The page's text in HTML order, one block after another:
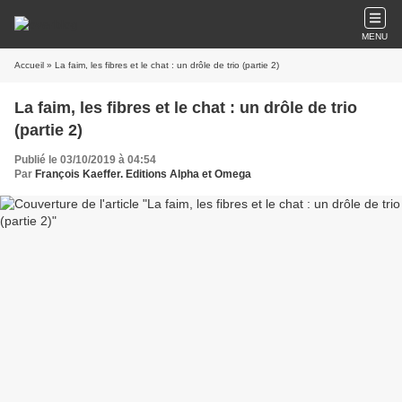
MENU
Accueil » La faim, les fibres et le chat : un drôle de trio (partie 2)
La faim, les fibres et le chat : un drôle de trio
(partie 2)
Publié le 03/10/2019 à 04:54
Par François Kaeffer. Editions Alpha et Omega